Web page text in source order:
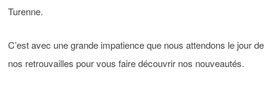
Turenne.
C’est avec une grande impatience que nous attendons le jour de
nos retrouvailles pour vous faire découvrir nos nouveautés.